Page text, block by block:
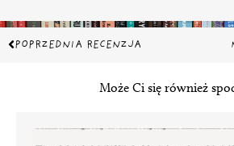
Prev
POPRZEDNIA RECENZJA
Może Ci się również